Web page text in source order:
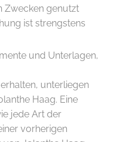
Zwecken genutzt
ist strengstens
und Unterlagen,
erhalten, unterliegen
Haag. Eine
jede Art der
vorherigen